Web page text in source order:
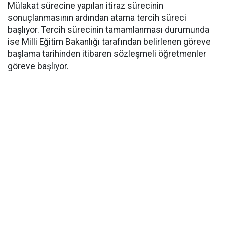
Mülakat sürecine yapılan itiraz sürecinin
sonuçlanmasının ardından atama tercih süreci
başlıyor. Tercih sürecinin tamamlanması durumunda
ise Milli Eğitim Bakanlığı tarafından belirlenen göreve
başlama tarihinden itibaren sözleşmeli öğretmenler
göreve başlıyor.